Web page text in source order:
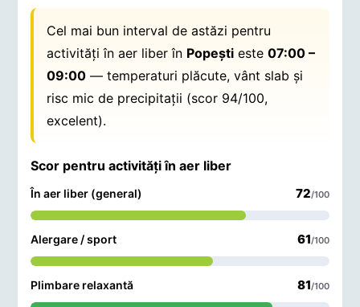
Cel mai bun interval de astăzi pentru
activități în aer liber în Popeşti este07:00 –
09:00 — temperaturi plăcute, vânt slab și
risc mic de precipitații (scor 94/100,
excelent).
Scor pentru activități în aer liber
În aer liber (general) 72/100
Alergare / sport 61/100
Plimbare relaxantă 81/100